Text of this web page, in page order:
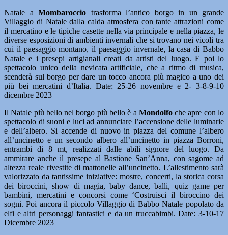
Natale a Mombaroccio trasforma l’antico borgo in un grande
Villaggio di Natale dalla calda atmosfera con tante attrazioni come
il mercatino e le tipiche casette nella via principale e nella piazza, le
diverse esposizioni di ambienti invernali che si trovano nei vicoli tra
cui il paesaggio montano, il paesaggio invernale, la casa di Babbo
Natale e i presepi artigianali creati da artisti del luogo. E poi lo
spettacolo unico della nevicata artificiale, che a ritmo di musica,
scenderà sul borgo per dare un tocco ancora più magico a uno dei
più bei mercatini d’Italia. Date: 25-26 novembre e 2- 3-8-9-10
dicembre 2023
Il Natale più bello nel borgo più bello è a Mondolfoche apre con lo
spettacolo di suoni e luci ad annunciare l’accensione delle luminarie
e dell’albero. Si accende di nuovo in piazza del comune l’albero
all’uncinetto e un secondo albero all’uncinetto in piazza Borroni,
entrambi di 8 mt, realizzati dalle abili signore del luogo. Da
ammirare anche il presepe al Bastione San’Anna, con sagome ad
altezza reale rivestite di mattonelle all’uncinetto. L’allestimento sarà
valorizzato da tantissime iniziative: mostre, concerti, la storica corsa
dei biroccini, show di magia, baby dance, balli, quiz game per
bambini, mercatini e concorsi come ‘Costruisci il biroccino dei
sogni. Poi ancora il piccolo Villaggio di Babbo Natale popolato da
elfi e altri personaggi fantastici e da un truccabimbi. Date: 3-10-17
Dicembre 2023